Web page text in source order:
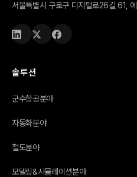
서울특별시 구로구 디지털로26길 61,
솔루션
군수항공분야
자동화분야
철도분야
모델링&시뮬레이션분야